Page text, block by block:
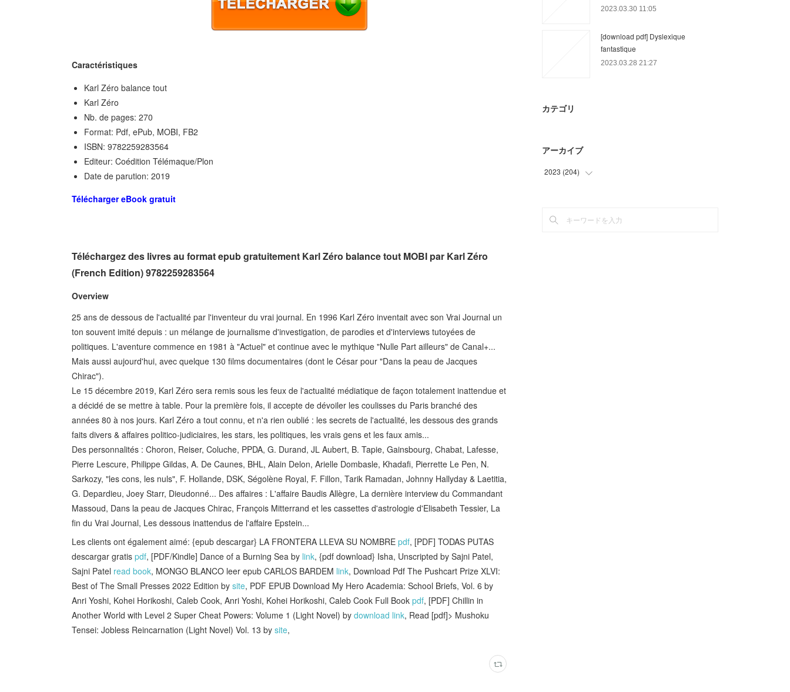
Caractéristiques
Karl Zéro balance tout
Karl Zéro
Nb. de pages: 270
Format: Pdf, ePub, MOBI, FB2
ISBN: 9782259283564
Editeur: Coédition Télémaque/Plon
Date de parution: 2019
Télécharger eBook gratuit
Téléchargez des livres au format epub gratuitement Karl Zéro balance tout MOBI par Karl Zéro
(French Edition) 9782259283564
Overview
25 ans de dessous de l'actualité par l'inventeur du vrai journal. En 1996 Karl Zéro inventait avec son Vrai Journal un
ton souvent imité depuis : un mélange de journalisme d'investigation, de parodies et d'interviews tutoyées de
politiques. L'aventure commence en 1981 à "Actuel" et continue avec le mythique "Nulle Part ailleurs" de Canal+...
Mais aussi aujourd'hui, avec quelque 130 films documentaires (dont le César pour "Dans la peau de Jacques
Chirac").
Le 15 décembre 2019, Karl Zéro sera remis sous les feux de l'actualité médiatique de façon totalement inattendue et
a décidé de se mettre à table. Pour la première fois, il accepte de dévoiler les coulisses du Paris branché des
années 80 à nos jours. Karl Zéro a tout connu, et n'a rien oublié : les secrets de l'actualité, les dessous des grands
faits divers & affaires politico-judiciaires, les stars, les politiques, les vrais gens et les faux amis...
Des personnalités : Choron, Reiser, Coluche, PPDA, G. Durand, JL Aubert, B. Tapie, Gainsbourg, Chabat, Lafesse,
Pierre Lescure, Philippe Gildas, A. De Caunes, BHL, Alain Delon, Arielle Dombasle, Khadafi, Pierrette Le Pen, N.
Sarkozy, "les cons, les nuls", F. Hollande, DSK, Ségolène Royal, F. Fillon, Tarik Ramadan, Johnny Hallyday & Laetitia,
G. Depardieu, Joey Starr, Dieudonné... Des affaires : L'affaire Baudis Allègre, La dernière interview du Commandant
Massoud, Dans la peau de Jacques Chirac, François Mitterrand et les cassettes d'astrologie d'Elisabeth Tessier, La
fin du Vrai Journal, Les dessous inattendus de l'affaire Epstein...
Les clients ont également aimé: {epub descargar} LA FRONTERA LLEVA SU NOMBRE pdf, [PDF] TODAS PUTAS
descargar gratis pdf, [PDF/Kindle] Dance of a Burning Sea by link, {pdf download} Isha, Unscripted by Sajni Patel,
Sajni Patel read book, MONGO BLANCO leer epub CARLOS BARDEM link, Download Pdf The Pushcart Prize XLVI:
Best of The Small Presses 2022 Edition by site, PDF EPUB Download My Hero Academia: School Briefs, Vol. 6 by
Anri Yoshi, Kohei Horikoshi, Caleb Cook, Anri Yoshi, Kohei Horikoshi, Caleb Cook Full Book pdf, [PDF] Chillin in
Another World with Level 2 Super Cheat Powers: Volume 1 (Light Novel) by download link, Read [pdf]> Mushoku
Tensei: Jobless Reincarnation (Light Novel) Vol. 13 by site,
2023.03.30 11:05
[download pdf] Dyslexique
fantastique
2023.03.28 21:27
カテゴリ
アーカイブ
2023 (204)
(